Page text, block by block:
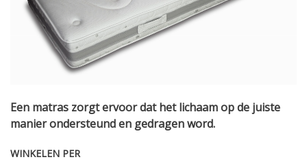
Een matras zorgt ervoor dat het lichaam op de juiste
manier ondersteund en gedragen word.
WINKELEN PER